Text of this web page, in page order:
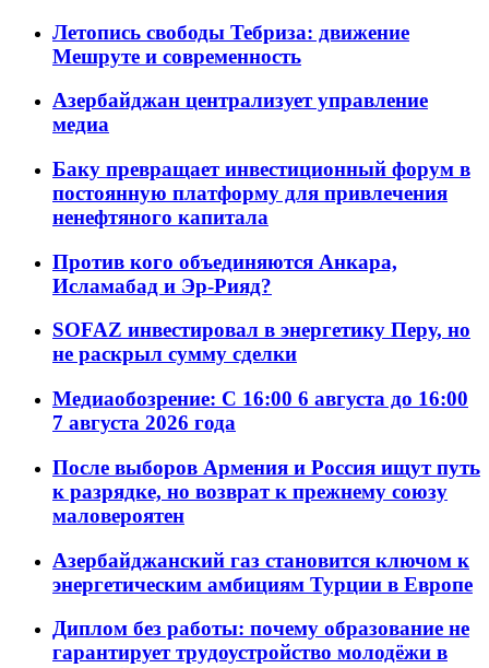
Летопись свободы Тебриза: движение
Мешруте и современность
Азербайджан централизует управление
медиа
Баку превращает инвестиционный форум в
постоянную платформу для привлечения
ненефтяного капитала
Против кого объединяются Анкара,
Исламабад и Эр-Рияд?
SOFAZ инвестировал в энергетику Перу, но
не раскрыл сумму сделки
Медиаобозрение: С 16:00 6 августа до 16:00
7 августа 2026 года
После выборов Армения и Россия ищут путь
к разрядке, но возврат к прежнему союзу
маловероятен
Азербайджанский газ становится ключом к
энергетическим амбициям Турции в Европе
Диплом без работы: почему образование не
гарантирует трудоустройство молодёжи в